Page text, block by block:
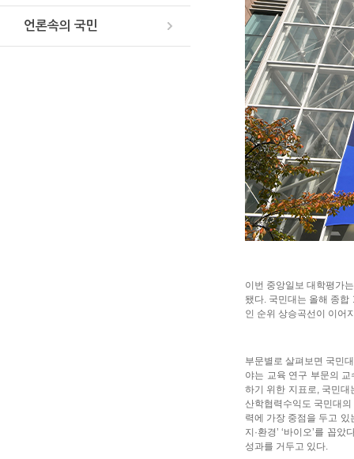
언론속의 국민
이번 중앙일보 대학평가
됐다. 국민대는 올해 종
인 순위 상승곡선이 이어
부문별로 살펴보면 국민
야는 교육 연구 부문의
하기 위한 지표로, 국민
산학협력수익도 국민대
력에 가장 중점을 두고 있
지·환경’ ‘바이오’를 꼽
성과를 거두고 있다.